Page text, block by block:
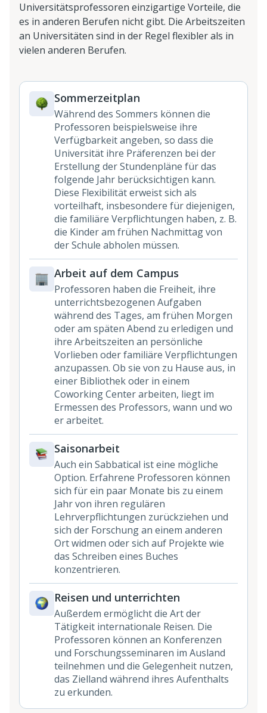
Universitätsprofessoren einzigartige Vorteile, die
es in anderen Berufen nicht gibt. Die Arbeitszeiten
an Universitäten sind in der Regel flexibler als in
vielen anderen Berufen.
Sommerzeitplan
Während des Sommers können die
Professoren beispielsweise ihre
Verfügbarkeit angeben, so dass die
Universität ihre Präferenzen bei der
Erstellung der Stundenpläne für das
folgende Jahr berücksichtigen kann.
Diese Flexibilität erweist sich als
vorteilhaft, insbesondere für diejenigen,
die familiäre Verpflichtungen haben, z. B.
die Kinder am frühen Nachmittag von
der Schule abholen müssen.
Arbeit auf dem Campus
Professoren haben die Freiheit, ihre
unterrichtsbezogenen Aufgaben
während des Tages, am frühen Morgen
oder am späten Abend zu erledigen und
ihre Arbeitszeiten an persönliche
Vorlieben oder familiäre Verpflichtungen
anzupassen. Ob sie von zu Hause aus, in
einer Bibliothek oder in einem
Coworking Center arbeiten, liegt im
Ermessen des Professors, wann und wo
er arbeitet.
Saisonarbeit
Auch ein Sabbatical ist eine mögliche
Option. Erfahrene Professoren können
sich für ein paar Monate bis zu einem
Jahr von ihren regulären
Lehrverpflichtungen zurückziehen und
sich der Forschung an einem anderen
Ort widmen oder sich auf Projekte wie
das Schreiben eines Buches
konzentrieren.
Reisen und unterrichten
Außerdem ermöglicht die Art der
Tätigkeit internationale Reisen. Die
Professoren können an Konferenzen
und Forschungsseminaren im Ausland
teilnehmen und die Gelegenheit nutzen,
das Zielland während ihres Aufenthalts
zu erkunden.